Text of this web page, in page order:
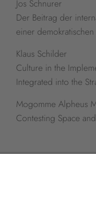
Jos Schnurer
Der Beitrag der
einer
Klaus Schilder
Culture in the
Integrated into the
Mogomme Alpheus
Contesting Space